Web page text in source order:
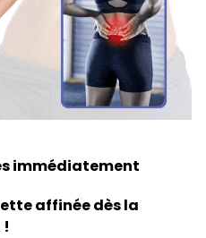
immédiatement
affinée dès la